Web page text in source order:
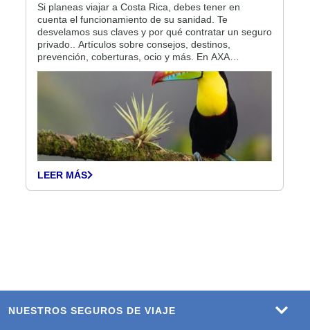
Si planeas viajar a Costa Rica, debes tener en
cuenta el funcionamiento de su sanidad. Te
desvelamos sus claves y por qué contratar un seguro
privado.. Artículos sobre consejos, destinos,
prevención, coberturas, ocio y más. En AXA
Assistance queremos ofrecerte toda la información
LEER MÁS
NUESTROS SEGUROS DE VIAJE